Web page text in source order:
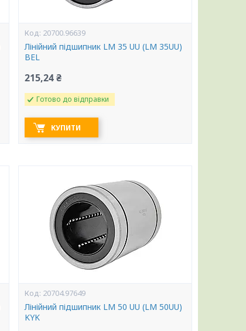
20700.96639
Лінійний підшипник LM 35 UU (LM 35UU)
BEL
215,24 ₴
Готово до відправки
КУПИТИ
20704.97649
Лінійний підшипник LM 50 UU (LM 50UU)
KYK